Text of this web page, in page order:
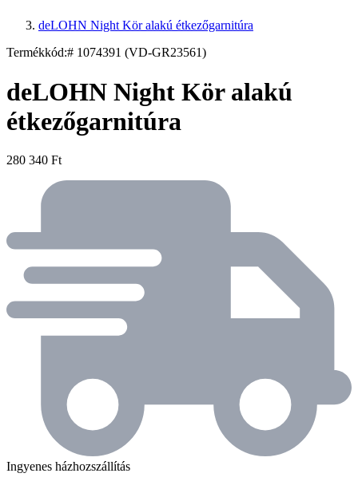
deLOHN Night Kör alakú étkezőgarnitúra
Termékkód:# 1074391 (VD-GR23561)
deLOHN Night Kör alakú
étkezőgarnitúra
280 340 Ft
Ingyenes házhozszállítás